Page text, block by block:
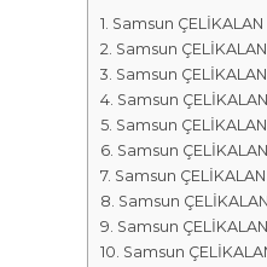
F
i
r
a
l
a
r
ı
a
M
a
r
k
a
s
Samsun
Samsun
Samsun
Samsun
Samsun
Samsun
Samsun
Samsun
Samsun
Samsun